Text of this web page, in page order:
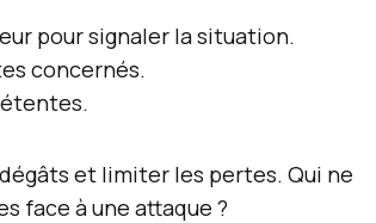
pour signaler la situation.
concernés.
et limiter les pertes. Qui ne
face à une attaque ?